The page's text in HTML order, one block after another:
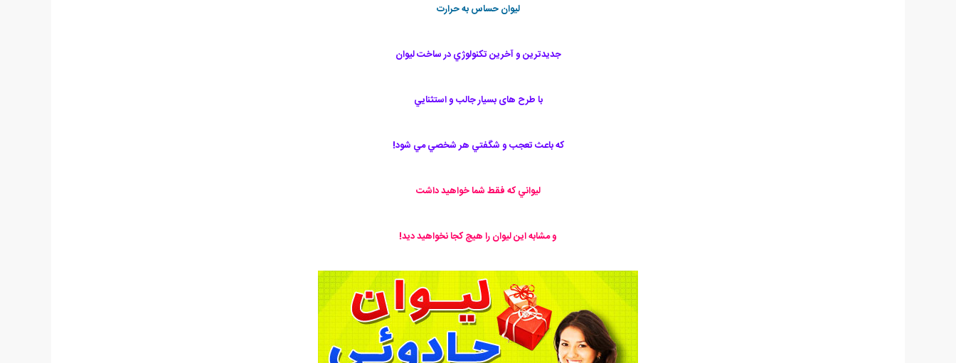
ليوان حساس به حرارت
جديدترين و آخرين تكنولوژي در ساخت ليوان
با طرح های بسيار جالب و استثنايي
كه باعث تعجب و شگفتي هر شخصي مي شود!
ليواني كه فقط شما خواهيد داشت
و مشابه اين ليوان را هيچ كجا نخواهيد ديد!